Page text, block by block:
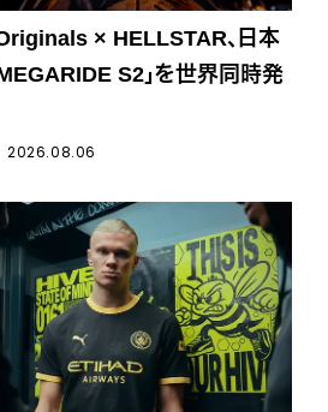
× HELLSTAR、日本
S2」を世界同時発
2026.08.06